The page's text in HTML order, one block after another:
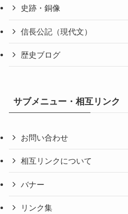
史跡・銅像
信長公記（現代文）
歴史ブログ
サブメニュー・相互リンク
お問い合わせ
相互リンクについて
バナー
リンク集